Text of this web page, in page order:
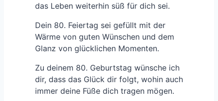
das Leben weiterhin süß für dich sei.
Dein 80. Feiertag sei gefüllt mit der
Wärme von guten Wünschen und dem
Glanz von glücklichen Momenten.
Zu deinem 80. Geburtstag wünsche ich
dir, dass das Glück dir folgt, wohin auch
immer deine Füße dich tragen mögen.